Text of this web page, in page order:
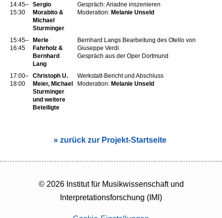
14:45–
15:30
Sergio
Morabito &
Michael
Sturminger
Gespräch: Ariadne inszenieren
Moderation: Melanie Unseld
15:45–
16:45
Merle
Fahrholz &
Bernhard
Lang
Bernhard Langs Bearbeitung des Otello von
Giuseppe Verdi
Gespräch aus der Oper Dortmund
17:00–
18:00
Christoph U.
Meier, Michael
Sturminger
und weitere
Beteiligte
Werkstatt-Bericht und Abschluss
Moderation: Melanie Unseld
» zurück zur Projekt-Startseite
© 2026 Institut für Musikwissenschaft und
Interpretationsforschung (IMI)